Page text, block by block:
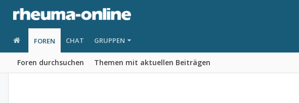
FOREN
Foren durchsuchen Themen mit aktuellen Beiträgen
CHAT GRUPPEN